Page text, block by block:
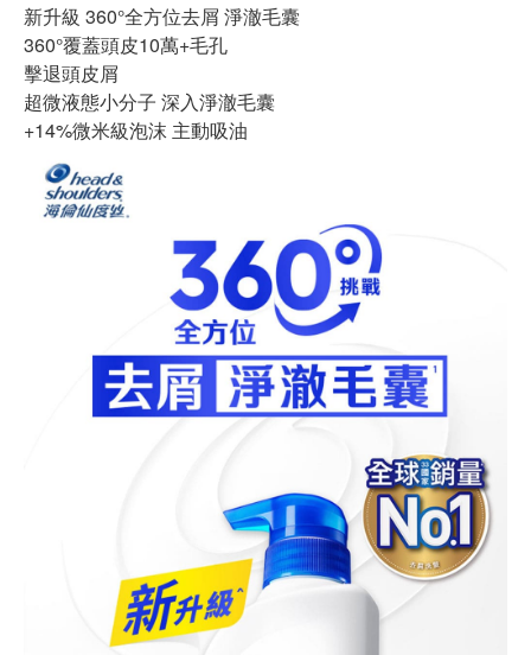
新升級 360°全方位去屑 淨澈毛囊
360°覆蓋頭皮10萬+毛孔
擊退頭皮屑
超微液態小分子 深入淨澈毛囊
+14%微米級泡沫 主動吸油